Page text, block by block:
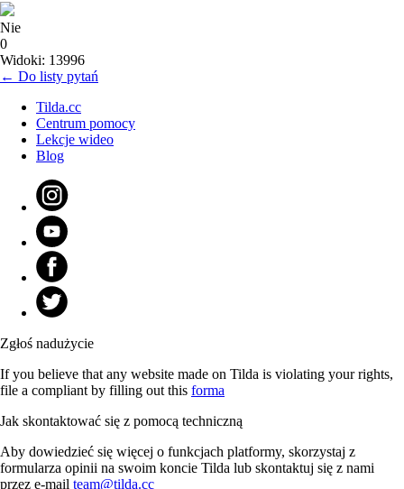
Nie
0
Widoki: 13996
← Do listy pytań
Tilda.cc
Centrum pomocy
Lekcje wideo
Blog
Zgłoś nadużycie
If you believe that any website made on Tilda is violating your rights,
file a compliant by filling out this forma
Jak skontaktować się z pomocą techniczną
Aby dowiedzieć się więcej o funkcjach platformy, skorzystaj z
formularza opinii na swoim koncie Tilda lub skontaktuj się z nami
przez e-mail team@tilda.cc